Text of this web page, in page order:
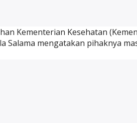
Kementerian Kesehatan
Salama mengatakan pihaknya